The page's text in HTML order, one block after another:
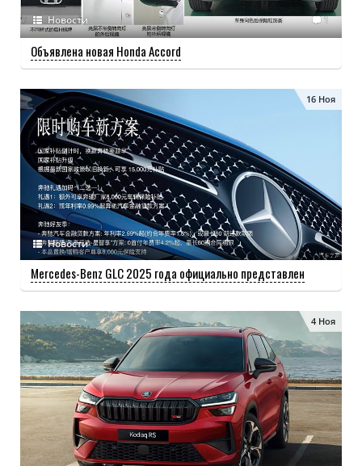
1
Новости
Объявлена новая Honda Accord
16 Ноя
Новости
Mercedes-Benz GLC 2025 года официально представлен
4 Ноя